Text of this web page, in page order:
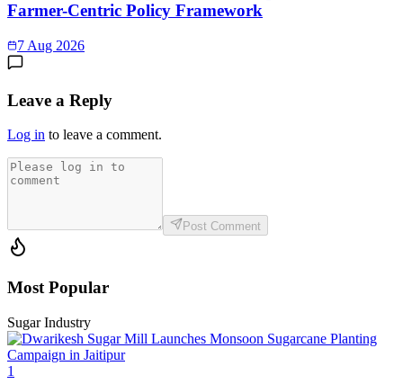
Farmer-Centric Policy Framework
7 Aug 2026
Leave a Reply
Log in to leave a comment.
Post Comment
Most Popular
Sugar Industry
1